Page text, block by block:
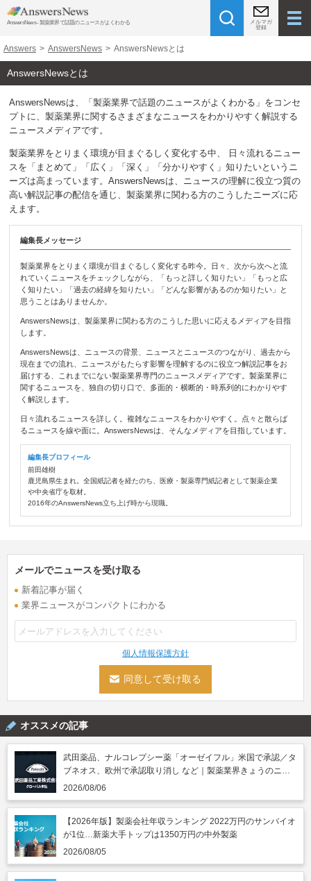
AnswersNews - 製薬業界で話題のニュースがよくわかる
メルマガ
登録
Answers > AnswersNews > AnswersNewsとは
AnswersNewsとは
AnswersNewsは、「製薬業界で話題のニュースがよくわかる」をコンセ
プトに、 製薬業界に関するさまざまなニュースをわかりやすく解説する
ニュースメディアです。
製薬業界をとりまく環境が目まぐるしく変化する中、
日々流れるニュー
スを「まとめて」「広く」「深く」「分かりやすく」知りたいという ニ
ーズは高まっています。 AnswersNewsは、ニュースの理解に役立つ質の
高い解説記事の配信を通じ、 製薬業界に関わる方のこうしたニーズに応
えます。
編集長メッセージ
製薬業界をとりまく環境が目まぐるしく変化する昨今。日々、次から次へと流
れていくニュースをチェックしながら、「もっと詳しく知りたい」「もっと広
く知りたい」「過去の経緯を知りたい」「どんな影響があるのか知りたい」と
思うことはありませんか。
AnswersNewsは、製薬業界に関わる方のこうした思いに応えるメディアを目指
します。
AnswersNewsは、ニュースの背景、ニュースとニュースのつながり、過去から
現在までの流れ、ニュースがもたらす影響を理解するのに役立つ解説記事をお
届けする、これまでにない製薬業界専門のニュースメディアです。製薬業界に
関するニュースを、独自の切り口で、多面的・横断的・時系列的にわかりやす
く解説します。
日々流れるニュースを詳しく。複雑なニュースをわかりやすく。点々と散らば
るニュースを線や面に。AnswersNewsは、そんなメディアを目指しています。
編集長プロフィール
前田雄樹
鹿児島県生まれ。全国紙記者を経たのち、医療・製薬専門紙記者として製薬企業
や中央省庁を取材。
2016年のAnswersNews立ち上げ時から現職。
メールでニュースを受け取る
新着記事が届く
業界ニュースがコンパクトにわかる
個人情報保護方針
オススメの記事
武田薬品、ナルコレプシー薬「オーゼイフル」米国で承認／タ
ブネオス、欧州で承認取り消し など｜製薬業界きょうのニュ
ースまとめ読み（2026年8月6日）
2026/08/06
【2026年版】製薬会社年収ランキング 2022万円のサンバイオ
が1位…新薬大手トップは1350万円の中外製薬
2026/08/05